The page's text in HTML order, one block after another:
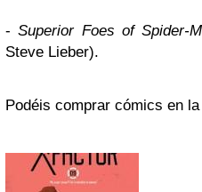
-Superior Foes of Spider-
Steve Lieber).
Podéis comprar cómics en